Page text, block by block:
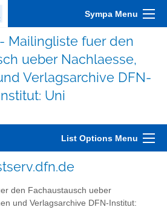
Sympa Menu
Mailingliste fuer den
ueber Nachlaesse,
Verlagsarchive DFN-
Uni
List Options Menu
den Fachaustausch ueber
und Verlagsarchive DFN-Institut: